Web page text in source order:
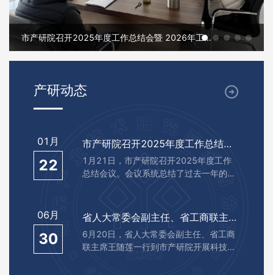
市产研院召开2025年度工作总结会暨 2026年工作规划会
产研动态
01月
22
市产研院召开2025年度工作总结会暨 2026年工作规划会
1月21日，市产研院召开2025年度工作
总结会议。会议系统总结了过去一年的工
2025年市产研院在机构规范建设、平台
共建共享、项目培育孵化和产业赋能协同
等方面取得的阶段性进展，同时客观分析
了当前在机制创新深化、成果转化衔接、
06月
30
省人大常委会副主任、省工商联主席王随莲一行到市产研院调研
6月20日，省人大常委会副主任、省工商
联主席王随莲一行到市产研院开展科技创